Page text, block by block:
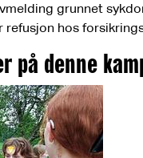
grunnet
refusjon hos
på denne